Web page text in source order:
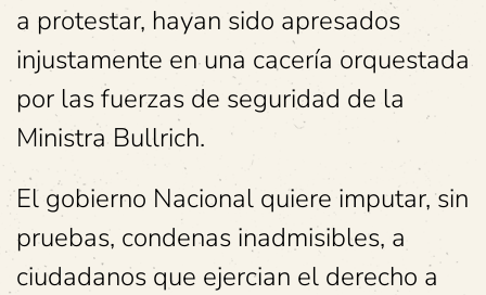
a protestar, hayan sido apresados
injustamente en una cacería orquestada
por las fuerzas de seguridad de la
Ministra Bullrich.
El gobierno Nacional quiere imputar, sin
pruebas, condenas inadmisibles, a
ciudadanos que ejercian el derecho a